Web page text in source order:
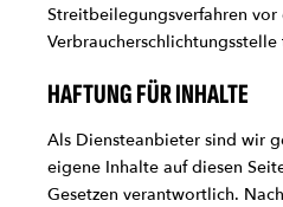
Streitbeilegungsverfahren vor
Verbraucherschlichtungsstelle
HAFTUNG FÜR INHALTE
Als Diensteanbieter sind wir
eigene Inhalte auf diesen
Gesetzen verantwortlich.